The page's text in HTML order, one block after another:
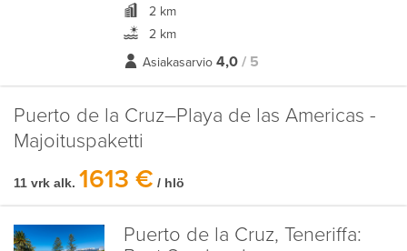
2 km
2 km
Asiakasarvio 4,0 / 5
Puerto de la Cruz–Playa de las Americas -
Majoituspaketti
11 vrk alk. 1613 € / hlö
Puerto de la Cruz, Teneriffa: